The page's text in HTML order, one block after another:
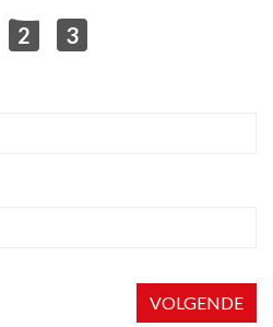
2 3
VOLGENDE